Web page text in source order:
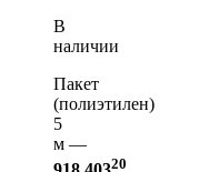
В
наличии
Пакет
(полиэтилен)
5
м —
20